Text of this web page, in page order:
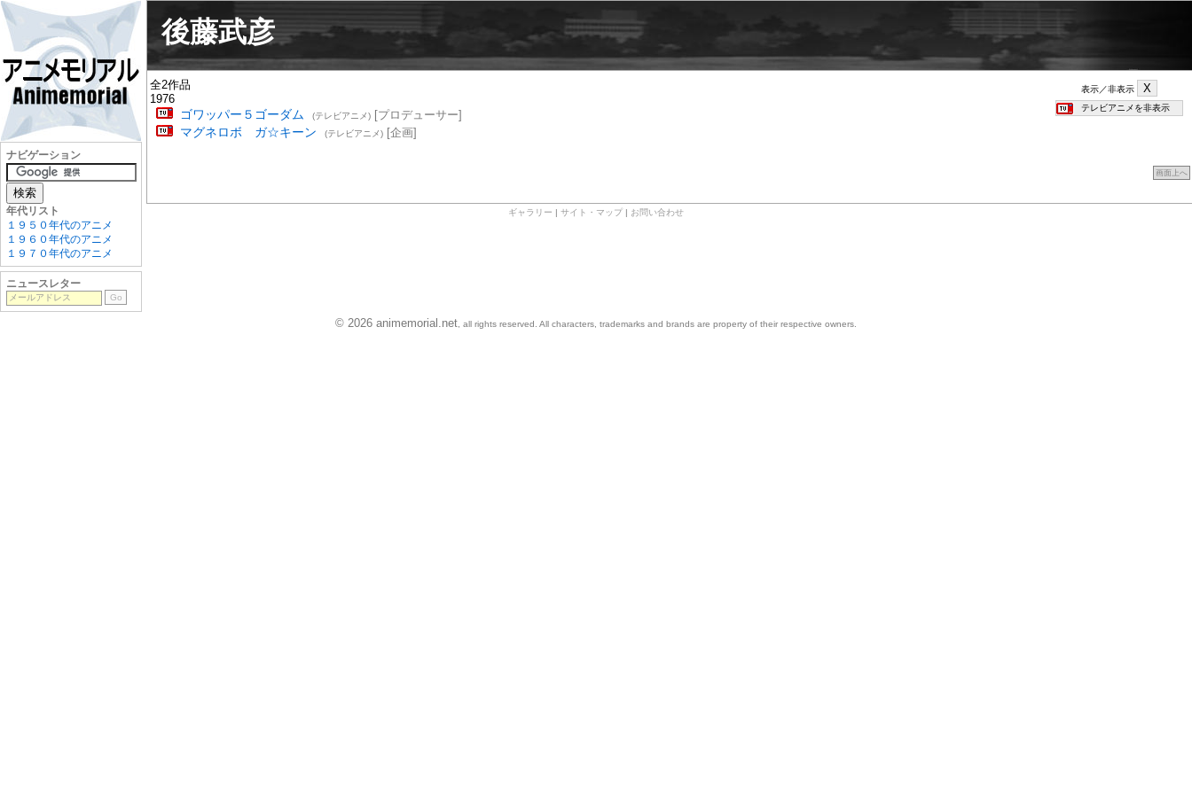
後藤武彦
表示／非表示
全2作品
1976
ゴワッパー５ゴーダム (テレビアニメ)[プロデューサー]
マグネロボ ガ☆キーン (テレビアニメ)[企画]
画面上へ
ギャラリー サイト・マップ お問い合わせ
ナビゲーション
年代リスト
１９５０年代のアニメ
１９６０年代のアニメ
１９７０年代のアニメ
ニュースレター
© 2026 animemorial.net , all rights reserved. All characters, trademarks and brands are property of their respective owners.